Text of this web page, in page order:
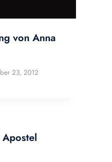
von Anna
23, 2012